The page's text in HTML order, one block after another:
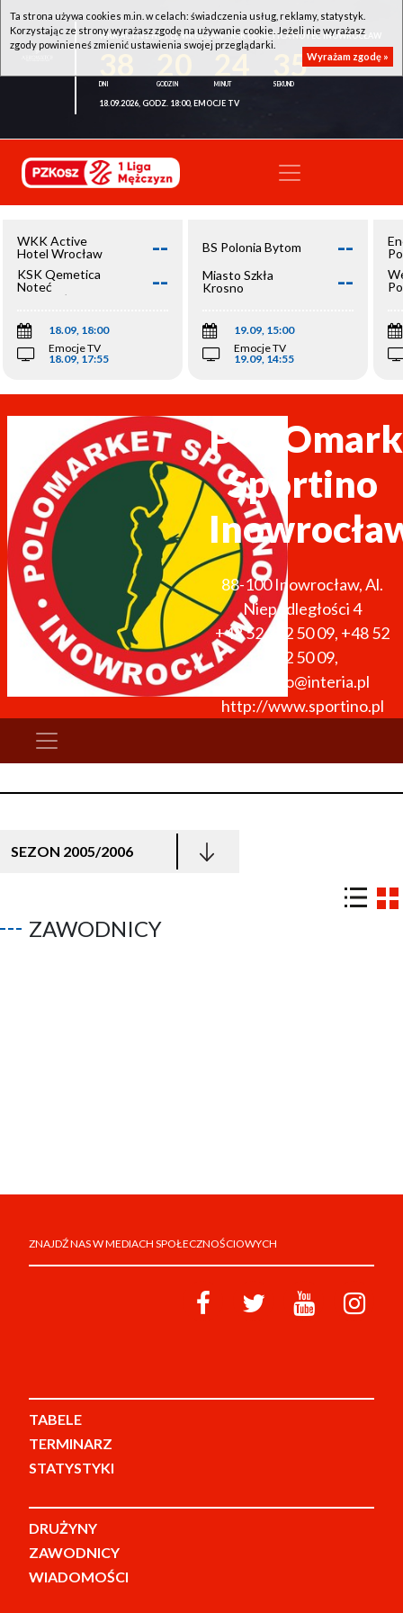
WKK ACTIVE HOTEL WROCŁAW - KSK QEMETICA NOTEĆ INOWROCŁAW
35
18.09.2026, GODZ. 18:00, EMOCJE TV
WKK Active
Hotel Wrocław
--
KSK Qemetica
Noteć
Inowrocław
--
18.09, 18:00
Emocje TV
18.09, 17:55
BS Polonia Bytom --
Miasto Szkła
Krosno
--
19.09, 15:00
Emocje TV
19.09, 14:55
Sportino
88-100 Inowrocław,Al.
Niepodległości 4
+48 52 352 50 09, +48 52
352 50 09,
sportino@interia.pl
http://www.sportino.pl
SEZON 2005/2006
ZAWODNICY
ZNAJDŹ NAS W MEDIACH SPOŁECZNOŚCIOWYCH
TABELE
TERMINARZ
STATYSTYKI
DRUŻYNY
ZAWODNICY
WIADOMOŚCI
Ta strona używa cookies m.in. w celach: świadczenia usług, reklamy, statystyk.
Korzystając ze strony wyrażasz zgodę na używanie cookie. Jeżeli nie wyrażasz
zgody powinieneś zmienić ustawienia swojej przeglądarki.
Wyrażam zgodę »